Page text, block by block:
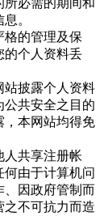
必需的期间和
。
的管理及保
的个人资料丢
披露个人资料
公共安全之目的
，本网站均得免
共享注册帐
何由于计算机问
、因政府管制而
之不可抗力而造